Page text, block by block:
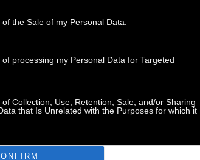
the Sale of my Personal Data.
processing my Personal Data for Targeted
Collection, Use, Retention, Sale, and/or Sharing
that Is Unrelated with the Purposes for which it